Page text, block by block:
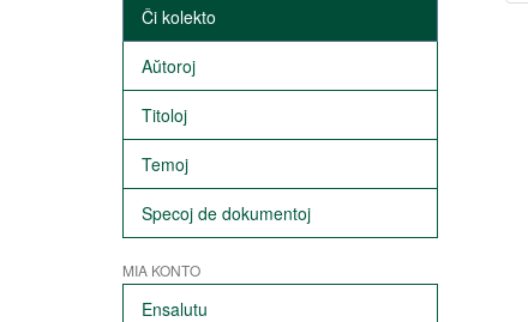
Ĉi kolekto
Aŭtoroj
Titoloj
Temoj
Specoj de dokumentoj
MIA KONTO
Ensalutu